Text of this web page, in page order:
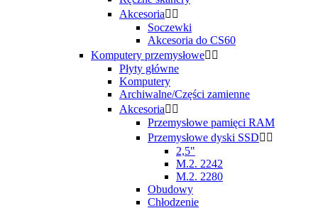
Akcesoria 
Soczewki
Akcesoria do CS60
Komputery przemysłowe 
Płyty główne
Komputery
Archiwalne/Części zamienne
Akcesoria 
Przemysłowe pamięci RAM
Przemysłowe dyski SSD 
2,5"
M.2. 2242
M.2. 2280
Obudowy
Chłodzenie